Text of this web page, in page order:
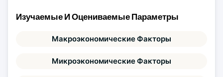
Изучаемые И Оцениваемые Параметры
Макроэкономические Факторы
Микроэкономические Факторы